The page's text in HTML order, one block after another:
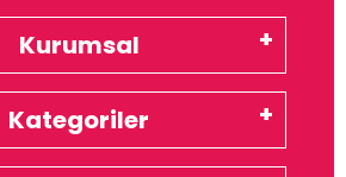
Kurumsal
Kategoriler